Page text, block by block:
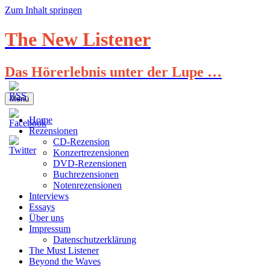
Zum Inhalt springen
The New Listener
Das Hörerlebnis unter der Lupe …
Menü
Home
Rezensionen
CD-Rezension
Konzertrezensionen
DVD-Rezensionen
Buchrezensionen
Notenrezensionen
Interviews
Essays
Über uns
Impressum
Datenschutzerklärung
The Must Listener
Beyond the Waves